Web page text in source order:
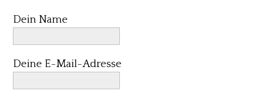
Dein Name
Deine E-Mail-Adresse